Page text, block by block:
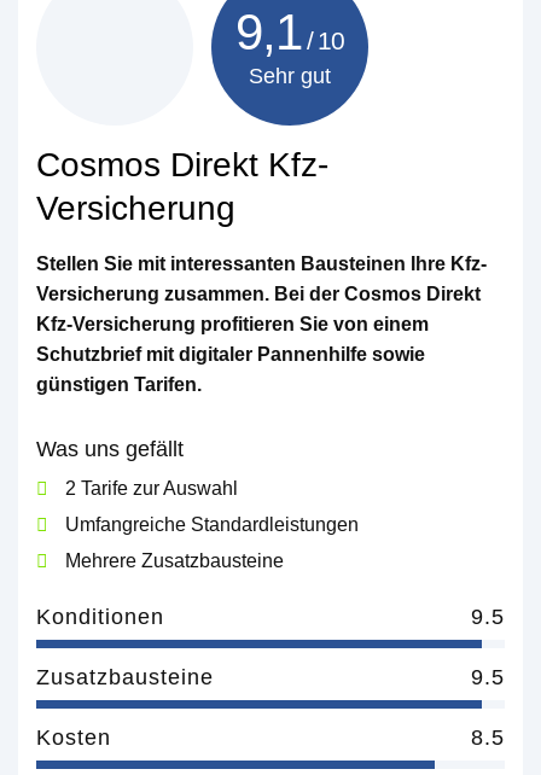
Cosmos Direkt Kfz-
Versicherung
Stellen Sie mit interessanten Bausteinen Ihre Kfz-
Versicherung zusammen. Bei der Cosmos Direkt
Kfz-Versicherung profitieren Sie von einem
Schutzbrief mit digitaler Pannenhilfe sowie
günstigen Tarifen.
Was uns gefällt
2 Tarife zur Auswahl
Umfangreiche Standardleistungen
Mehrere Zusatzbausteine
Konditionen 9.5
Zusatzbausteine 9.5
Kosten 8.5
9,1
Sehr gut